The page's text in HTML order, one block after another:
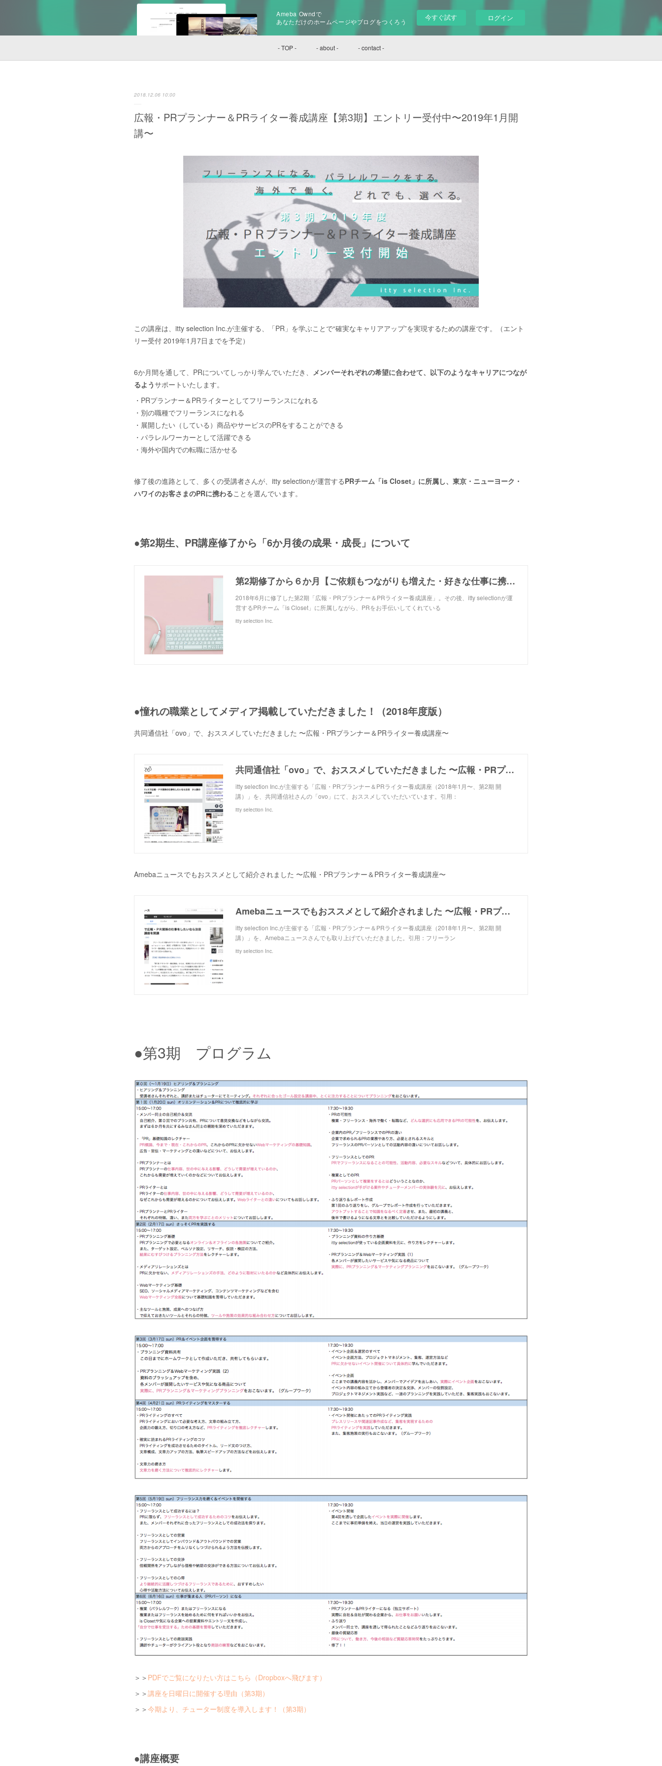
Ameba Owndで
あなただけのホームページやブログをつくろう
今すぐ試す ログイン
- TOP - - about - - contact -
2018.12.06 10:00
広報・PRプランナー＆PRライター養成講座【第3期】エントリー受付中〜2019年1月開
講〜
この講座は、itty selection Inc.が主催する、「PR」を学ぶことで“確実なキャリアアップ”を実現するための講座です。（エント
リー受付 2019年1月7日までを予定）
6か月間を通して、PRについてしっかり学んでいただき、 メンバーそれぞれの希望に合わせて、以下のようなキャリアにつなが
るようサポートいたします。
・PRプランナー＆PRライターとしてフリーランスになれる
・別の職種でフリーランスになれる
・展開したい（している）商品やサービスのPRをすることができる
・パラレルワーカーとして活躍できる
・海外や国内での転職に活かせる
修了後の進路として、多くの受講者さんが、itty selectionが運営するPRチーム「is Closet」に所属し、東京・ニューヨーク・
ハワイのお客さまのPRに携わることを選んでいます。
●第2期生、PR講座修了から「6か月後の成果・成長」について
第2期修了から６か月【ご依頼もつながりも増えた・好きな仕事に携われてうれしい・伝わる記事が書けるようになった・本業にも好影響】ステキな成果が届きました♪ ～広報・PRプランナー＆PRライター養成講座～
2018年6月に修了した第2期「広報・PRプランナー＆PRライター養成講座」。その後、itty selectionが運
営するPRチーム「is Closet」に所属しながら、PRをお手伝いしてくれている
itty selection Inc.
●憧れの職業としてメディア掲載していただきました！（2018年度版）
共同通信社「ovo」で、おススメしていただきました 〜広報・PRプランナー＆PRライター養成講座〜
共同通信社「ovo」で、おススメしていただきました 〜広報・PRプランナー＆PRライター養成講座〜
itty selection Inc.が主催する「広報・PRプランナー＆PRライター養成講座（2018年1月〜、第2期 開
講）」を、共同通信社さんの「ovo」にて、おススメしていただいています。引用：
itty selection Inc.
Amebaニュースでもおススメとして紹介されました 〜広報・PRプランナー＆PRライター養成講座〜
Amebaニュースでもおススメとして紹介されました 〜広報・PRプランナー＆PRライター養成講座〜
itty selection Inc.が主催する「広報・PRプランナー＆PRライター養成講座（2018年1月〜、第2期 開
講）」を、Amebaニュースさんでも取り上げていただきました。引用：フリーラン
itty selection Inc.
●第3期 プログラム
＞＞ PDFでご覧になりたい方はこちら（Dropboxへ飛びます）
＞＞講座を日曜日に開催する理由（第3期）
＞＞今期より、チューター制度を導入します！（第3期）
●講座概要